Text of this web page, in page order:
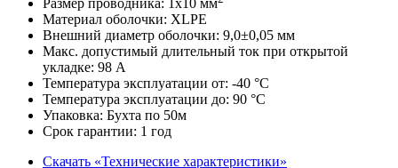
Размер проводника: 1х10 мм
Материал оболочки: XLPE
Внешний диаметр оболочки: 9,0±0,05 мм
Макс. допустимый длительный ток при открытой
укладке: 98 A
Температура эксплуатации от: -40 °С
Температура эксплуатации до: 90 °С
Упаковка: Бухта по 50м
Срок гарантии: 1 год
Скачать «Технические характеристики»